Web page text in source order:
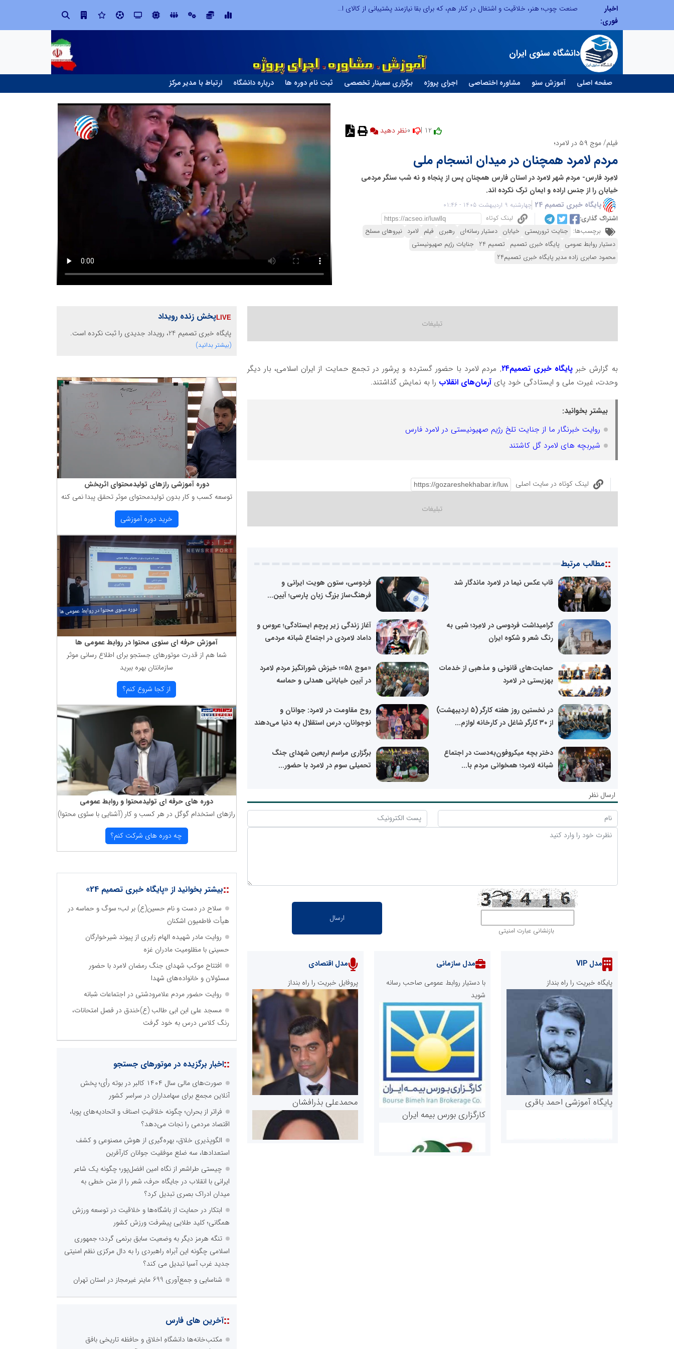
اخبار
فوری:
صنعت چوب؛ هنر، خلاقیت و اشتغال در کنار هم، که برای بقا نیازمند پشتیبانی از کالای ایرانی است لبنیات سنتی؛ میراثی که برای
دانشگاه سئوی ایران
صفحه اصلی آموزش سئو مشاوره اختصاصی اجرای پروژه برگزاری سمینار تخصصی ثبت نام دوره ها درباره دانشگاه ارتباط با مدیر مرکز
نظر دهید
فیلم/ موج ۵۹ در لامرد؛
مردم لامرد همچنان در میدان انسجام ملی
لامِرد فارس- مردم شهر لامرد در استان فارس همچنان پس از پنجاه و نه شب سنگر مردمی
خیابان را از جنس اراده و ایمان ترک نکرده اند.
پایگاه خبری تصمیم 24
چهارشنبه 9 اردیبهشت 1405 - 01:46
اشتراک گذاری:
لینک کوتاه
برچسب‌ها: جنایت تروریستی خیابان دستیار رسانه‌ای رهبری فیلم لامرد نیروهای مسلح
دستیار روابط عمومی پایگاه خبری تصمیم تصمیم 24
جنایات رژیم صهیونیستی
محمود صابری زاده مدیر پایگاه خبری تصمیم24
به گزارش خبر پایگاه خبری تصمیم۲۴
, مردم لامرد با حضور گسترده و پرشور در تجمع حمایت از ایران اسلامی، بار دیگر
وحدت، غیرت ملی و ایستادگی خود پای آرمان‌های انقلاب را به نمایش گذاشتند.
بیشتر بخوانید:
روایت خبرنگار ما از جنایت تلخ رژیم صهیونیستی در لامرد فارس
شیربچه های لامرد گل کاشتند
لینک کوتاه در سایت اصلی
::مطالب مرتبط
قاب عکس نیما در لامرد ماندگار شد
فردوسی، ستون هویت ایرانی و
فرهنگ‌ساز بزرگ زبان پارسی؛ آیین...
گرامیداشت فردوسی در لامِرد؛ شبی به
رنگ شعر و شکوه ایران
آغاز زندگی زیر پرچم ایستادگی؛ عروس و
داماد لامردی در اجتماع شبانه مردمی
حمایت‌های قانونی و مذهبی از خدمات
بهزیستی در لامرد
«موج ۵۸»؛ خیزش شورانگیز مردم لامرد
در آیین خیابانی همدلی و حماسه
در نخستین روز هفته کارگر (۵ اردیبهشت)
از ٣٠ کارگر شاغل در کارخانه لوازم...
روح مقاومت در لامرد: جوانان و
نوجوانان، درس استقلال به دنیا می‌دهند
دختر بچه میکروفون‌به‌دست در اجتماع
شبانه لامرد؛ همخوانی مردم با...
برگزاری مراسم اربعین شهدای جنگ
تحمیلی سوم در لامرد با حضور...
ارسال نظر
بازنشانی عبارت امنیتی
مدل VIP
پایگاه خبریت را راه بنداز
پایگاه آموزشی احمد باقری
مدل سازمانی
با دستیار روابط عمومی صاحب رسانه
شوید
کارگزاری بورس بیمه ایران
مدل اقتصادی
پروفایل خبریت را راه بنداز
محمدعلی بذرافشان
پخش زنده رویداد
پایگاه خبری تصمیم 24، رویداد جدیدی را ثبت نکرده است.
(بیشتر بدانید)
دوره آموزشی رازهای تولیدمحتوای اثربخش
توسعه كسب و كار بدون تولیدمحتوای موثر تحقق پبدا نمی كنه
خرید دوره آموزشی
آموزش حرفه ای سئوی محتوا در روابط عمومی ها
شما هم از قدرت موتورهای جستجو برای اطلاع رسانی موثر
سازمانتان بهره ببرید
از كجا شروع كنم؟
دوره های حرفه ای تولیدمحتوا و روابط عمومی
رازهای استخدام گوگل در هر كسب و كار (آشنایی با سئوی محتوا)
چه دوره های شركت كنم؟
::بیشتر بخوانید از «پایگاه خبری تصمیم 24»
سلاح در دست و نام حسین(ع) بر لب؛ سوگ و حماسه در
هیأت فاطمیون اشکنان
روایت مادر شهیده الهام زایری از پیوند شیرخوارگان
حسینی با مظلومیت مادران غزه
افتتاح موکب شهدای جنگ رمضان لامرد با حضور
مسئولان و خانواده‌های شهدا
روایت حضور مردم علامرودشتی در اجتماعات شبانه
مسجد علی ابن ابی طالب (ع)خندق در فصل امتحانات،
رنگ کلاس درس به خود گرفت
::اخبار برگزیده در موتورهای جستجو
صورت‌های مالی سال ۱۴۰۴ کالبر در بوته رأی؛ پخش
آنلاین مجمع برای سهامداران در سراسر کشور
فراتر از بحران؛ چگونه خلاقیتِ اصناف و اتحادیه‌های پویا،
اقتصاد مردمی را نجات می‌دهد؟
الگوپذیری خلاق، بهره‌گیری از هوش مصنوعی و کشف
استعدادها، سه ضلع موفقیت جوانان کارآفرین
چیستی طراشعر از نگاه امین افضل‌پور؛ چگونه یک شاعر
ایرانی با انقلاب در جایگاه حرف، شعر را از متن خطی به
میدان ادراک بصری تبدیل کرد؟
ابتکار در حمایت از باشگاه‌ها و خلاقیت در توسعه ورزش
همگانی؛ کلید طلایی پیشرفت ورزش کشور
تنگه هرمز دیگر به وضعیت سابق برنمی گردد؛ جمهوری
اسلامی چگونه این آبراه راهبردی را به دال مرکزی نظم امنیتی
جدید غرب آسیا تبدیل می کند؟
شناسایی و جمع‌آوری 699 ماینر غیرمجاز در استان تهران
::آخرین های فارس
مکتب‌خانه‌ها دانشگاهِ اخلاق و حافظه تاریخی بافق